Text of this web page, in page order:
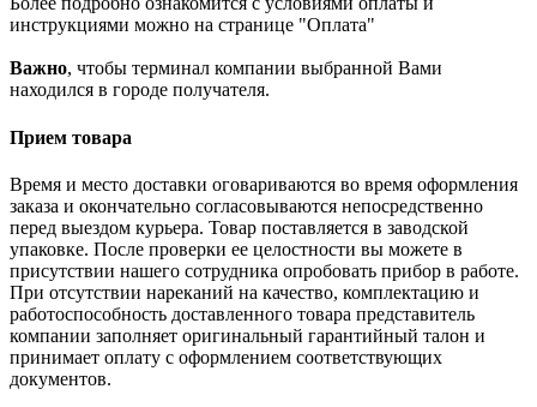
инструкциями можно на странице "Оплата"
Важно, чтобы терминал компании выбранной Вами
находился в городе получателя.
Прием товара
Время и место доставки оговариваются во время оформления
заказа и окончательно согласовываются непосредственно
перед выездом курьера. Товар поставляется в заводской
упаковке. После проверки ее целостности вы можете в
присутствии нашего сотрудника опробовать прибор в работе.
При отсутствии нареканий на качество, комплектацию и
работоспособность доставленного товара представитель
компании заполняет оригинальный гарантийный талон и
принимает оплату с оформлением соответствующих
документов.